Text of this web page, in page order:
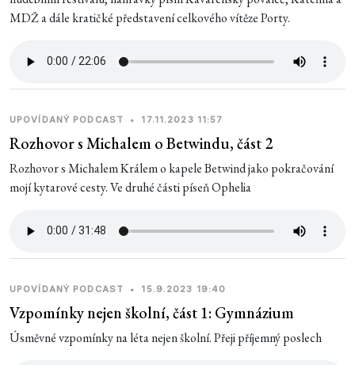
MDŽ a dále kratičké představení celkového vítěze Porty.
UPOVÍDANÝ PODCAST • 17.11.2023 11:57
Rozhovor s Michalem o Betwindu, část 2
Rozhovor s Michalem Králem o kapele Betwind jako pokračování
mojí kytarové cesty. Ve druhé části píseň Ophelia
UPOVÍDANÝ PODCAST • 15.9.2023 19:40
Vzpomínky nejen školní, část 1: Gymnázium
Úsměvné vzpomínky na léta nejen školní. Přeji příjemný poslech